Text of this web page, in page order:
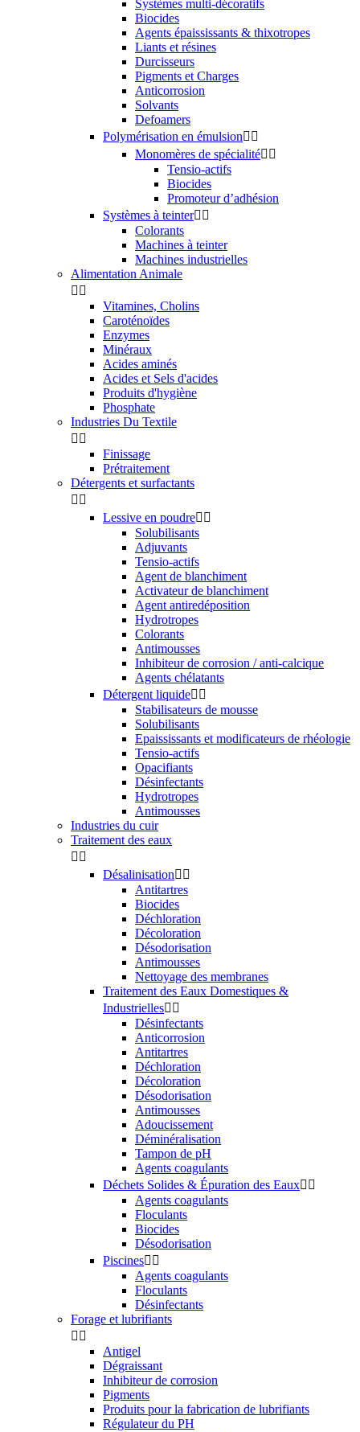
Systèmes multi-décoratifs
Biocides
Agents épaississants & thixotropes
Liants et résines
Durcisseurs
Pigments et Charges
Anticorrosion
Solvants
Defoamers
Polymérisation en émulsion 
Monomères de spécialité 
Tensio-actifs
Biocides
Promoteur d’adhésion
Systèmes à teinter 
Colorants
Machines à teinter
Machines industrielles
Alimentation Animale
 
Vitamines, Cholins
Caroténoïdes
Enzymes
Minéraux
Acides aminés
Acides et Sels d'acides
Produits d'hygiène
Phosphate
Industries Du Textile
 
Finissage
Prétraitement
Détergents et surfactants
 
Lessive en poudre 
Solubilisants
Adjuvants
Tensio-actifs
Agent de blanchiment
Activateur de blanchiment
Agent antiredéposition
Hydrotropes
Colorants
Antimousses
Inhibiteur de corrosion / anti-calcique
Agents chélatants
Détergent liquide 
Stabilisateurs de mousse
Solubilisants
Epaississants et modificateurs de rhéologie
Tensio-actifs
Opacifiants
Désinfectants
Hydrotropes
Antimousses
Industries du cuir
Traitement des eaux
 
Désalinisation 
Antitartres
Biocides
Déchloration
Décoloration
Désodorisation
Antimousses
Nettoyage des membranes
Traitement des Eaux Domestiques &
Industrielles 
Désinfectants
Anticorrosion
Antitartres
Déchloration
Décoloration
Désodorisation
Antimousses
Adoucissement
Déminéralisation
Tampon de pH
Agents coagulants
Déchets Solides & Épuration des Eaux 
Agents coagulants
Floculants
Biocides
Désodorisation
Piscines 
Agents coagulants
Floculants
Désinfectants
Forage et lubrifiants
 
Antigel
Dégraissant
Inhibiteur de corrosion
Pigments
Produits pour la fabrication de lubrifiants
Régulateur du PH